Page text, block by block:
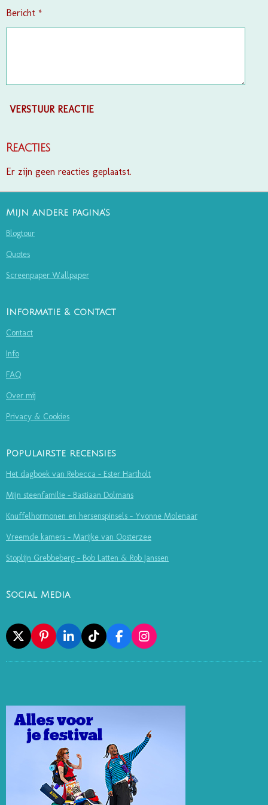
Bericht *
VERSTUUR REACTIE
Reacties
Er zijn geen reacties geplaatst.
Mijn andere pagina's
Blogtour
Quotes
Screenpaper Wallpaper
Informatie & contact
Contact
Info
FAQ
Over mij
Privacy & Cookies
Populairste recensies
Het dagboek van Rebecca - Ester Hartholt
Mijn steenfamilie - Bastiaan Dolmans
Knuffelhormonen en hersenspinsels - Yvonne Molenaar
Vreemde kamers - Marijke van Oosterzee
Stoplijn Grebbeberg - Bob Latten & Rob Janssen
Social Media
X
P
I
N
E
S
T
L
I
N
I
N
T
I
K
F
A
C
O
I
N
S
R
M